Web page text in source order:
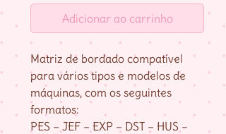
Adicionar ao carrinho
Matriz de bordado compatível
para vários tipos e modelos de
máquinas, com os seguintes
formatos:
PES – JEF – EXP – DST – HUS –